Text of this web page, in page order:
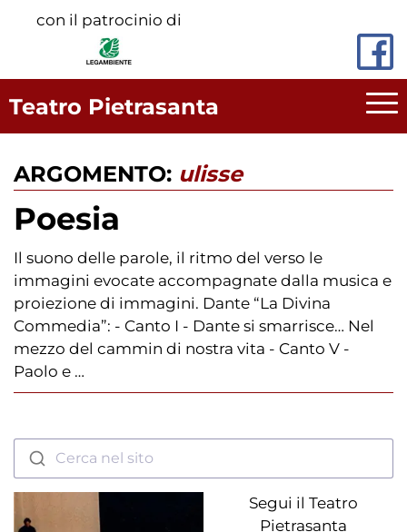
con il patrocinio di
Teatro Pietrasanta
ARGOMENTO: ulisse
Poesia
Il suono delle parole, il ritmo del verso le
immagini evocate accompagnate dalla musica e
proiezione di immagini. Dante “La Divina
Commedia”: - Canto I - Dante si smarrisce… Nel
mezzo del cammin di nostra vita - Canto V -
Paolo e …
Cerca nel sito
Segui il Teatro
Pietrasanta